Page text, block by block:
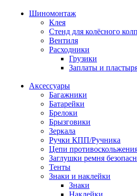
Шиномонтаж
Клея
Стенд для колёсного
Вентиля
Расходники
Грузики
Заплаты и
Аксессуары
Багажники
Батарейки
Брелоки
Брызговики
Зеркала
Ручки КПП/Ручника
Цепи
Заглушки ремня
Тенты
Знаки и наклейки
Знаки
Наклейки